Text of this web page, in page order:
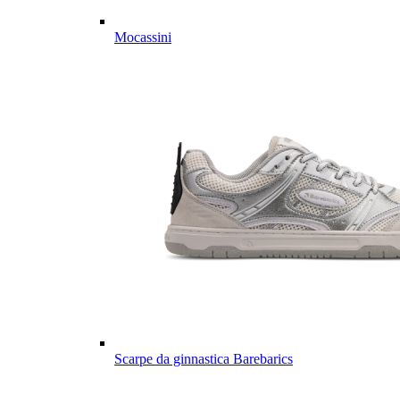
Mocassini
Scarpe da ginnastica Barebarics